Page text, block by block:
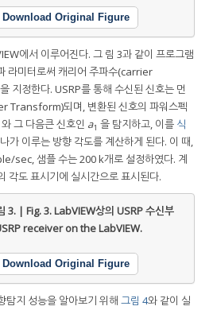
Download Original Figure
에서 이루어진다. 그 림 3과 같이 프로그램
라미터로써 캐리어 주파수(carrier
정한다. USRP를 통해 수신된 신호는 먼
Transform)되며, 변환된 신호의 파워스펙
와 그 다음큰 신호인 a1 을 탐지하고, 이를 식
가 이루는 방향 각도를 계산하게 된다. 이 때,
sec, 샘플 수는 200 k개로 설정하였다. 계
각도 표시기에 실시간으로 표시된다.
3. | Fig. 3.LabVIEW상의 USRP 수신부
receiver on the LabVIEW.
Download Original Figure
탐지 성능을 알아보기 위해 그림 4와 같이 실